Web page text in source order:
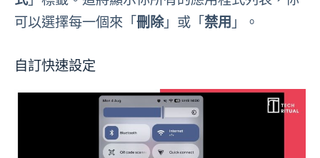
可以選擇每一個來「 刪除」或「 禁用 」。
自訂快速設定